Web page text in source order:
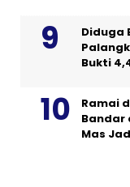
Diduga
Bukti
Ramai
Bandar
Mas